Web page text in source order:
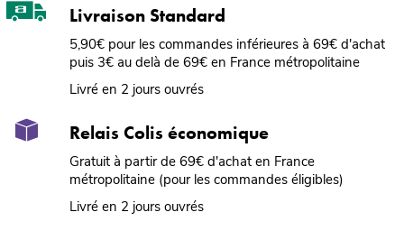
Livraison Standard
5,90€ pour les commandes inférieures à 69€ d'achat
puis 3€ au delà de 69€ en France métropolitaine
Livré en 2 jours ouvrés
Relais Colis économique
Gratuit à partir de 69€ d'achat en France
métropolitaine (pour les commandes éligibles)
Livré en 2 jours ouvrés